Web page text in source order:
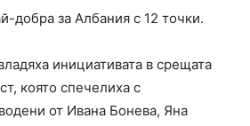
добра за Албания с 12 точки.
инициативата в срещата
която спечелиха с
от Ивана Бонева, Яна